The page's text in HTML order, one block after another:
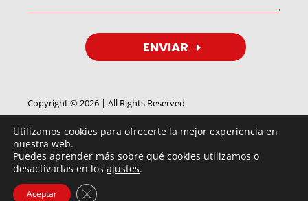
ENVIAR
Copyright © 2026 | All Rights Reserved
ByFEIMUSIMAGEN
Utilizamos cookies para ofrecerte la mejor experiencia en
nuestra web.
Puedes aprender más sobre qué cookies utilizamos o
desactivarlas en los ajustes.
Aceptar Cerrar el banner de cookies RGPD